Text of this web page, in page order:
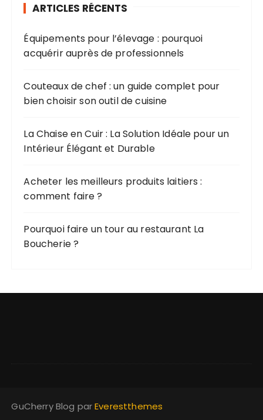
ARTICLES RÉCENTS
Équipements pour l’élevage : pourquoi
acquérir auprès de professionnels
Couteaux de chef : un guide complet pour
bien choisir son outil de cuisine
La Chaise en Cuir : La Solution Idéale pour un
Intérieur Élégant et Durable
Acheter les meilleurs produits laitiers :
comment faire ?
Pourquoi faire un tour au restaurant La
Boucherie ?
GuCherry Blog parEverestthemes